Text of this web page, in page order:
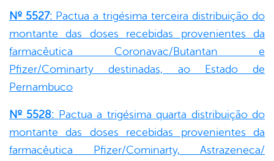
Nº 5527: Pactua a trigésima terceira distribuição do
montante das doses recebidas provenientes da
farmacêutica Coronavac/Butantan e
Pfizer/Cominarty destinadas, ao Estado de
Pernambuco
Nº 5528: Pactua a trigésima quarta distribuição do
montante das doses recebidas provenientes da
farmacêutica Pfizer/Cominarty, Astrazeneca/